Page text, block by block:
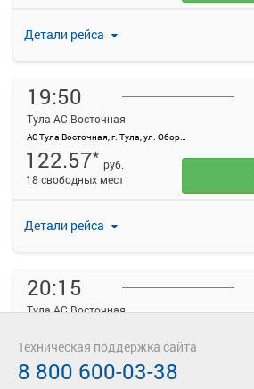
Детали рейса
19:50
Тула АС Восточная
АС Тула Восточная, г. Тула, ул. Оборонная, 83
Детали рейса
122.57* руб.
18 свободных мест
20:15
Тула АС Восточная
122.57 * руб.
23 свободных мест
Техническая поддержка сайта
8 800 600-03-38